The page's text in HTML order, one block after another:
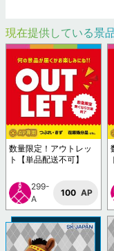
現在提供している景
数量限定！アウトレッ
ト【単品配送不可】
299-
A
100 AP